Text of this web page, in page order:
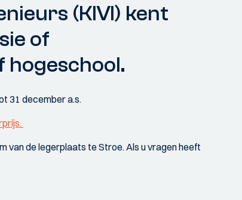
(KIVI) kent
of
hogeschool.
31 december a.s.
van de legerplaats te Stroe. Als u vragen heeft